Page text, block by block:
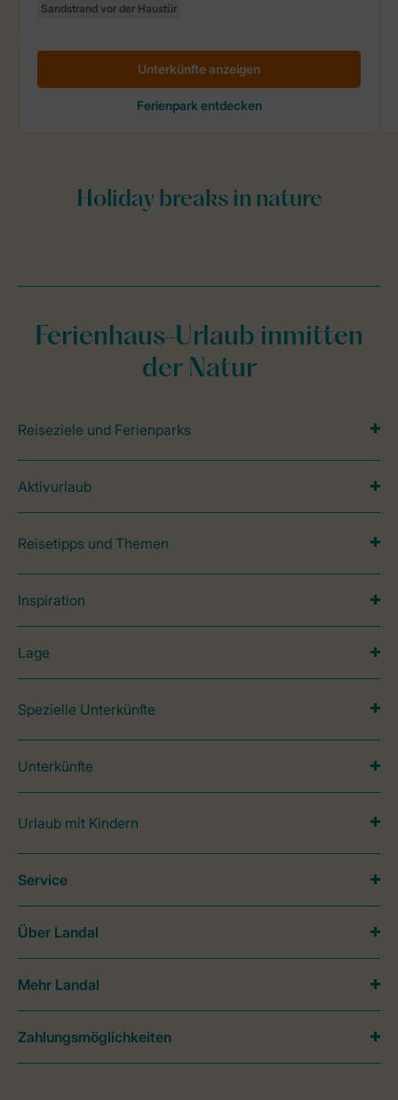
Ferienhaus-Urlaub inmitten
der Natur
Reiseziele und Ferienparks
Aktivurlaub
Reisetipps und Themen
Inspiration
Lage
Spezielle Unterkünfte
Unterkünfte
Urlaub mit Kindern
Service
Über Landal
Mehr Landal
Zahlungsmöglichkeiten